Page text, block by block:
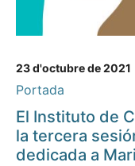
23 d'octubre de 2021
Portada
El Instituto de
la tercera
dedicada a